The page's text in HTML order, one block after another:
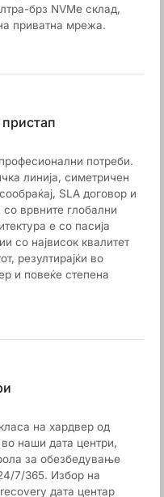
брз NVMe склад,
приватна мрежа.
потреби.
линија, симетричен
SLA договор и
врвните глобални
е со пасија
со највисок квалитет
резултирајќи во
и повеќе степена
на хардвер од
наши дата центри,
за обезбедување
7/365. Избор на
дата центар